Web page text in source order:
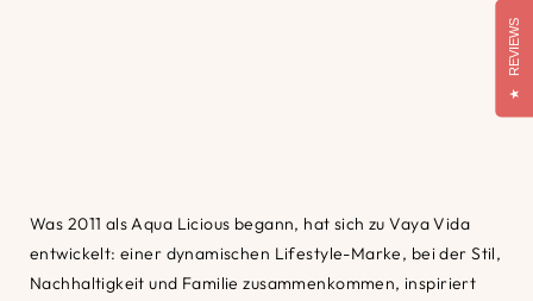
Was 2011 als Aqua Licious begann, hat sich zu Vaya Vida
entwickelt: einer dynamischen Lifestyle-Marke, bei der Stil,
Nachhaltigkeit und Familie zusammenkommen, inspiriert
★
REVIEWS